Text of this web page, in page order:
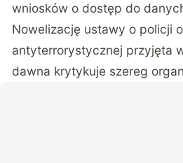
wniosków o dostęp do
Nowelizację ustawy o policji
antyterrorystycznej przyjęta
dawna krytykuje szereg